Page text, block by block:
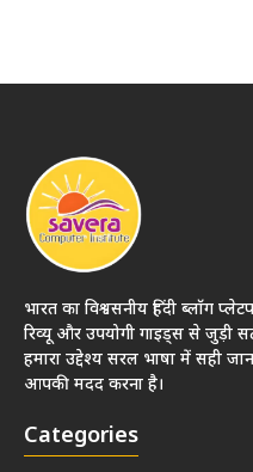
भारत का विश्वसनीय हिंदी ब्लॉग
रिव्यू और उपयोगी गाइड्स से जुड़ी
हमारा उद्देश्य सरल भाषा में सही
आपकी मदद करना है।
Categories